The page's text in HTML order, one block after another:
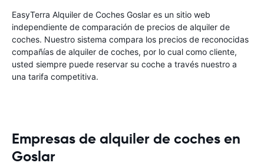
EasyTerra Alquiler de Coches Goslar es un sitio web
independiente de comparación de precios de alquiler de
coches. Nuestro sistema compara los precios de reconocidas
compañías de alquiler de coches, por lo cual como cliente,
usted siempre puede reservar su coche a través nuestro a
una tarifa competitiva.
Empresas de alquiler de coches en
Goslar